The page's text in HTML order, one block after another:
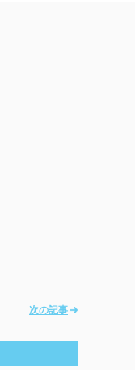
次の記事